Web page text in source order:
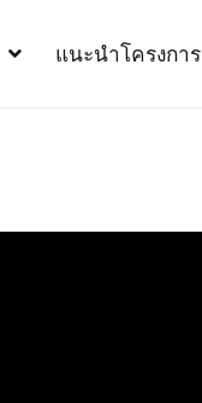
แนะนำโครงการ